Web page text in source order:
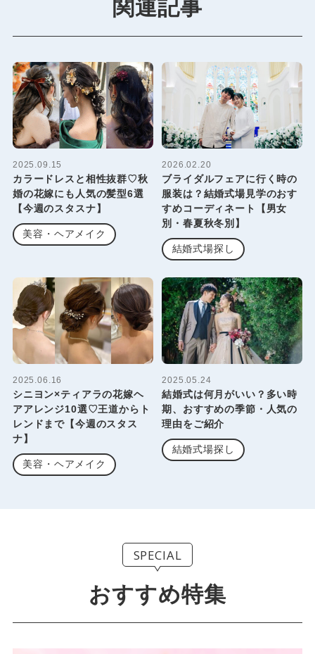
関連記事
2025.09.15
カラードレスと相性抜群♡秋
婚の花嫁にも人気の髪型6選
【今週のスタスナ】
美容・ヘアメイク
2026.02.20
ブライダルフェアに行く時の
服装は？結婚式場見学のおす
すめコーディネート【男女
別・春夏秋冬別】
結婚式場探し
2025.06.16
シニヨン×ティアラの花嫁ヘ
アアレンジ10選♡王道からト
レンドまで【今週のスタス
ナ】
美容・ヘアメイク
2025.05.24
結婚式は何月がいい？多い時
期、おすすめの季節・人気の
理由をご紹介
結婚式場探し
SPECIAL
おすすめ特集